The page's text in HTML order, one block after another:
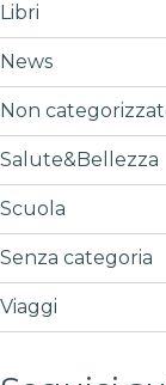
Libri
News
Non
Salute&Bellezza
Scuola
Senza categoria
Viaggi